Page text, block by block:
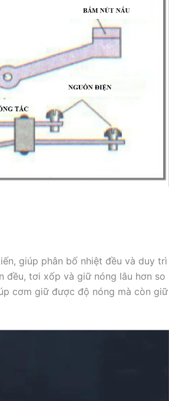
giúp phân bố nhiệt đều và duy trì
đều, tơi xốp và giữ nóng lâu hơn so
cơm giữ được độ nóng mà còn giữ